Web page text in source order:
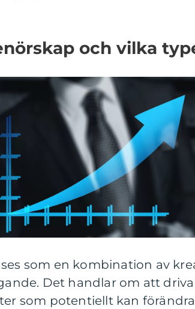
och vilka
som en kombination av
Det handlar om att
som potentiellt kan